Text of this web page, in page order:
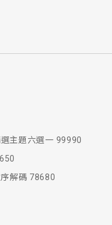
主題六選一 99990
解碼 78680